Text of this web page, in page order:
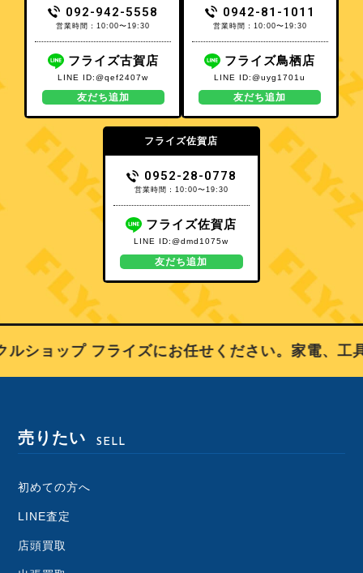
092-942-5558
営業時間：10:00〜19:30
フライズ古賀店
LINE ID:@qef2407w
友だち追加
0942-81-1011
営業時間：10:00〜19:30
フライズ鳥栖店
LINE ID:@uyg1701u
友だち追加
フライズ佐賀店
0952-28-0778
営業時間：10:00〜19:30
フライズ佐賀店
LINE ID:@dmd1075w
友だち追加
ショップ フライズにお任せください。家電、工
売りたい SELL
初めての方へ
LINE査定
店頭買取